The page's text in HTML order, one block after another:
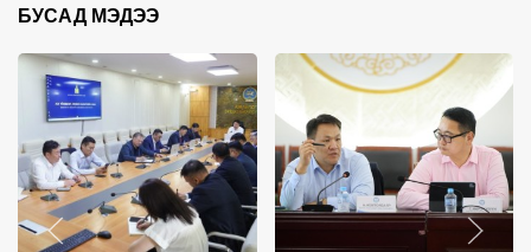
БУСАД МЭДЭЭ